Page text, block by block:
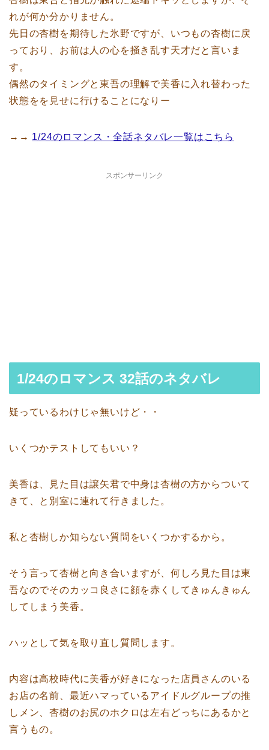
れが何か分かりません。
先日の杏樹を期待した氷野ですが、いつもの杏樹に戻
っており、お前は人の心を掻き乱す天才だと言いま
す。
偶然のタイミングと東吾の理解で美香に入れ替わった
状態をを見せに行けることになりー
→→ 1/24のロマンス・全話ネタバレ一覧はこちら
スポンサーリンク
1/24のロマンス 32話のネタバレ
疑っているわけじゃ無いけど・・
いくつかテストしてもいい？
美香は、見た目は譲矢君で中身は杏樹の方からついて
きて、と別室に連れて行きました。
私と杏樹しか知らない質問をいくつかするから。
そう言って杏樹と向き合いますが、何しろ見た目は東
吾なのでそのカッコ良さに顔を赤くしてきゅんきゅん
してしまう美香。
ハッとして気を取り直し質問します。
内容は高校時代に美香が好きになった店員さんのいる
お店の名前、最近ハマっているアイドルグループの推
しメン、杏樹のお尻のホクロは左右どっちにあるかと
言うもの。